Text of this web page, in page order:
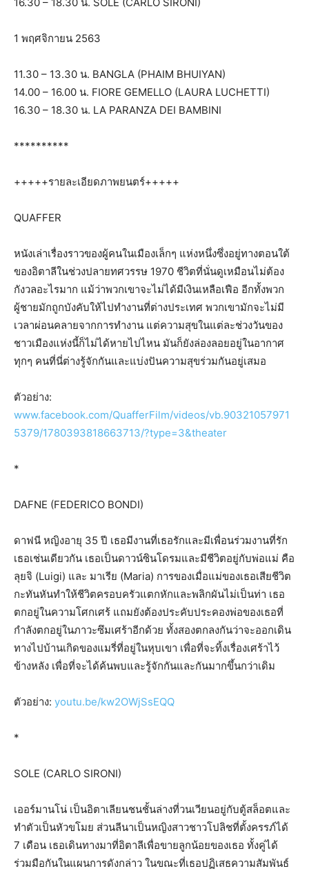
1 พฤศจิกายน 2563
11.30 – 13.30 น. BANGLA (PHAIM BHUIYAN)
14.00 – 16.00 น. FIORE GEMELLO (LAURA LUCHETTI)
16.30 – 18.30 น. LA PARANZA DEI BAMBINI
**********
+++++รายละเอียดภาพยนตร์+++++
QUAFFER
หนังเล่าเรื่องราวของผู้คนในเมืองเล็กๆ แห่งหนึ่งซึ่งอยู่ทางตอนใต้
ของอิตาลีในช่วงปลายทศวรรษ 1970 ชีวิตที่นั่นดูเหมือนไม่ต้อง
กังวลอะไรมาก แม้ว่าพวกเขาจะไม่ได้มีเงินเหลือเฟือ อีกทั้งพวก
ผู้ชายมักถูกบังคับให้ไปทำงานที่ต่างประเทศ พวกเขามักจะไม่มี
เวลาผ่อนคลายจากการทำงาน แต่ความสุขในแต่ละช่วงวันของ
ชาวเมืองแห่งนี้ก็ไม่ได้หายไปไหน มันก็ยังล่องลอยอยู่ในอากาศ
ทุกๆ คนที่นี่ต่างรู้จักกันและแบ่งปันความสุขร่วมกันอยู่เสมอ
ตัวอย่าง:
www.facebook.com/QuafferFilm/videos/vb.90321057971
5379/1780393818663713/?type=3&theater
*
DAFNE (FEDERICO BONDI)
ดาฟนี หญิงอายุ 35 ปี เธอมีงานที่เธอรักและมีเพื่อนร่วมงานที่รัก
เธอเช่นเดียวกัน เธอเป็นดาวน์ซินโดรมและมีชีวิตอยู่กับพ่อแม่ คือ
ลุยจิ (Luigi) และ มาเรีย (Maria) การของเมื่อแม่ของเธอเสียชีวิต
กะทันหันทำให้ชีวิตครอบครัวแตกหักและพลิกผันไม่เป็นท่า เธอ
ตกอยู่ในความโศกเศร้ แถมยังต้องประคับประคองพ่อของเธอที่
กำลังตกอยู่ในภาวะซึมเศร้าอีกด้วย ทั้งสองตกลงกันว่าจะออกเดิน
ทางไปบ้านเกิดของแมรี่ที่อยู่ในหุบเขา เพื่อที่จะทิ้งเรื่องเศร้าไว้
ข้างหลัง เพื่อที่จะได้ค้นพบและรู้จักกันและกันมากขึ้นกว่าเดิม
ตัวอย่าง: youtu.be/kw2OWjSsEQQ
*
SOLE (CARLO SIRONI)
เออร์มานโน่ เป็นอิตาเลียนชนชั้นล่างที่วนเวียนอยู่กับตู้สล็อตและ
ทำตัวเป็นหัวขโมย ส่วนลีนาเป็นหญิงสาวชาวโปลิชที่ตั้งครรภ์ได้
7 เดือน เธอเดินทางมาที่อิตาลีเพื่อขายลูกน้อยของเธอ ทั้งคู่ได้
ร่วมมือกันในแผนการดังกล่าว ในขณะที่เธอปฏิเสธความสัมพันธ์